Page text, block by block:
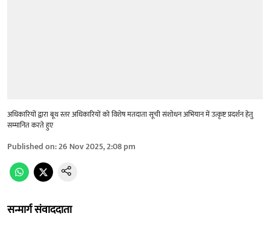
अधिकारियों द्वारा बूथ स्तर अधिकारियों को विशेष मतदाता सूची संशोधन अभियान में उत्कृष्ट प्रदर्शन हेतु
सम्मानित करते हुए
Published on:26 Nov 2025, 2:08 pm
सन्मार्ग संवाददाता